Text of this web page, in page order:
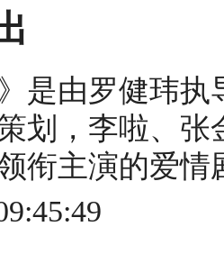
》是由罗健玮
划，李啦、
衔主演的爱情